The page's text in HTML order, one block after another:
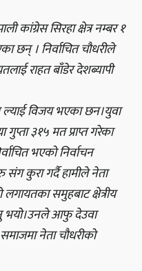
कांग्रेस सिरहा क्षेत्र नम्बर १
छन् । निर्वाचित चौधरीले
राहत बाँडेर देशब्यापी
ल्याई विजय भएका छन।युवा
गुप्ता ३१५ मत प्राप्त गरेका
भएको निर्वाचन
कुरा गर्दै हामीले नेता
समुहबाट क्षेत्रीय
भयो।उनले आफु देउवा
नेता चौधरीको